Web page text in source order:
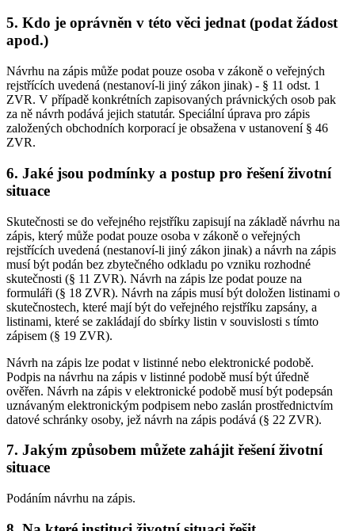
5. Kdo je oprávněn v této věci jednat (podat žádost
apod.)
Návrhu na zápis může podat pouze osoba v zákoně o veřejných
rejstřících uvedená (nestanoví-li jiný zákon jinak) - § 11 odst. 1
ZVR. V případě konkrétních zapisovaných právnických osob pak
za ně návrh podává jejich statutár. Speciální úprava pro zápis
založených obchodních korporací je obsažena v ustanovení § 46
ZVR.
6. Jaké jsou podmínky a postup pro řešení životní
situace
Skutečnosti se do veřejného rejstříku zapisují na základě návrhu na
zápis, který může podat pouze osoba v zákoně o veřejných
rejstřících uvedená (nestanoví-li jiný zákon jinak) a návrh na zápis
musí být podán bez zbytečného odkladu po vzniku rozhodné
skutečnosti (§ 11 ZVR). Návrh na zápis lze podat pouze na
formuláři (§ 18 ZVR). Návrh na zápis musí být doložen listinami o
skutečnostech, které mají být do veřejného rejstříku zapsány, a
listinami, které se zakládají do sbírky listin v souvislosti s tímto
zápisem (§ 19 ZVR).
Návrh na zápis lze podat v listinné nebo elektronické podobě.
Podpis na návrhu na zápis v listinné podobě musí být úředně
ověřen. Návrh na zápis v elektronické podobě musí být podepsán
uznávaným elektronickým podpisem nebo zaslán prostřednictvím
datové schránky osoby, jež návrh na zápis podává (§ 22 ZVR).
7. Jakým způsobem můžete zahájit řešení životní
situace
Podáním návrhu na zápis.